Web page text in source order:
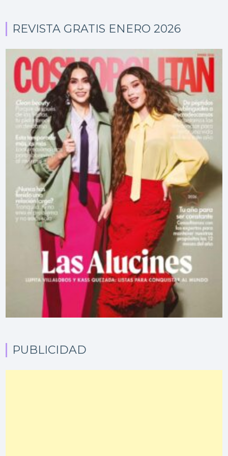
REVISTA GRATIS ENERO 2026
PUBLICIDAD